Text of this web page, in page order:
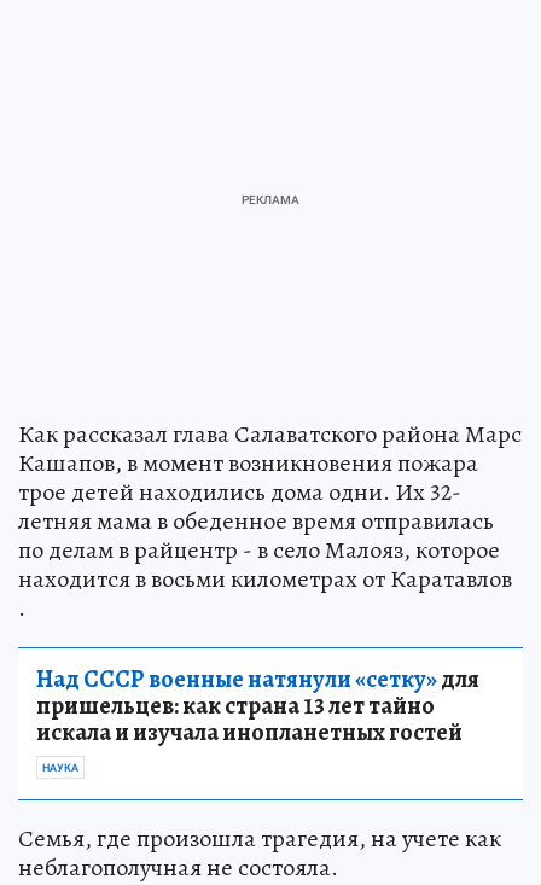
Как рассказал глава Салаватского района Марс
Кашапов, в момент возникновения пожара
трое детей находились дома одни. Их 32-
летняя мама в обеденное время отправилась
по делам в райцентр - в село Малояз, которое
находится в восьми километрах от Каратавлов
.
Над СССР военные натянули «сетку»для
пришельцев: как страна 13 лет тайно
искала и изучала инопланетных гостей
НАУКА
Семья, где произошла трагедия, на учете как
неблагополучная не состояла.